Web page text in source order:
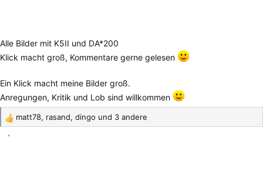
Alle Bilder mit K5II und DA*200
Klick macht groß, Kommentare gerne gelesen
Ein Klick macht meine Bilder groß.
Anregungen, Kritik und Lob sind willkommen
R
e
matt78, rasand, dingo und 3 andere